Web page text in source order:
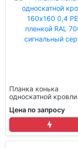
Планка конька
односкатной кровли
RAL 7004 сигнальный
серый
Цена по запросу